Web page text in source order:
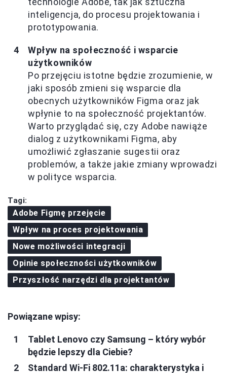
inteligencja, do procesu projektowania i
prototypowania.
Wpływ na społeczność i wsparcie
użytkowników
Po przejęciu istotne będzie zrozumienie, w
jaki sposób zmieni się wsparcie dla
obecnych użytkowników Figma oraz jak
wpłynie to na społeczność projektantów.
Warto przyglądać się, czy Adobe nawiąże
dialog z użytkownikami Figma, aby
umożliwić zgłaszanie sugestii oraz
problemów, a także jakie zmiany wprowadzi
w polityce wsparcia.
Tagi:
Adobe Figmę przejęcie
Wpływ na proces projektowania
Nowe możliwości integracji
Opinie społeczności użytkowników
Przyszłość narzędzi dla projektantów
Powiązane wpisy:
Tablet Lenovo czy Samsung – który wybór
będzie lepszy dla Ciebie?
Standard Wi-Fi 802.11a: charakterystyka i